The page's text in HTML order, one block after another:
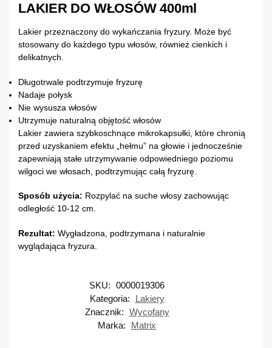
LAKIER DO WŁOSÓW 400ml
Lakier przeznaczony do wykańczania fryzury. Może być
stosowany do każdego typu włosów, również cienkich i
delikatnych.
Długotrwale podtrzymuje fryzurę
Nadaje połysk
Nie wysusza włosów
Utrzymuje naturalną objętość włosów
Lakier zawiera szybkoschnące mikrokapsułki, które chronią
przed uzyskaniem efektu „hełmu” na głowie i jednocześnie
zapewniają stałe utrzymywanie odpowiedniego poziomu
wilgoci we włosach, podtrzymując całą fryzurę.
Sposób użycia: Rozpylać na suche włosy zachowując
odległość 10-12 cm.
Rezultat: Wygładzona, podtrzymana i naturalnie
wyglądająca fryzura.
SKU: 0000019306
Kategoria:
Lakiery
Znacznik: Wycofany
Marka:
Matrix